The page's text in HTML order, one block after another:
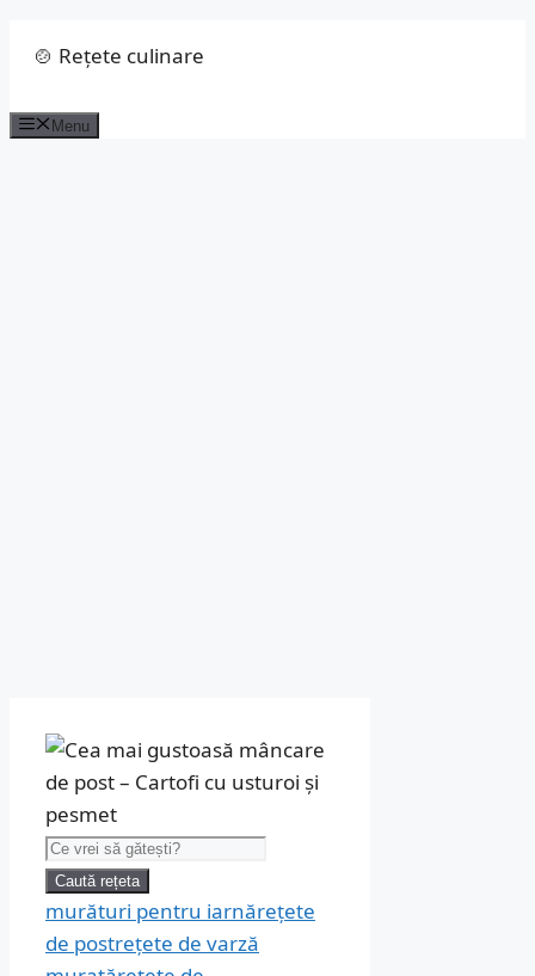
🍲 Rețete culinare
Menu
Caută:
Caută rețeta
murături pentru iarnărețete
de postrețete de varză